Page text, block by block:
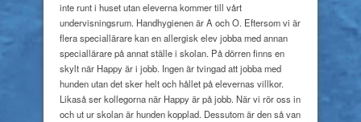
inte runt i huset utan eleverna kommer till vårt
undervisningsrum. Handhygienen är A och O. Eftersom vi är
flera speciallärare kan en allergisk elev jobba med annan
speciallärare på annat ställe i skolan. På dörren finns en
skylt när Happy är i jobb. Ingen är tvingad att jobba med
hunden utan det sker helt och hållet på elevernas villkor.
Likaså ser kollegorna när Happy är på jobb. När vi rör oss in
och ut ur skolan är hunden kopplad. Dessutom är den så van